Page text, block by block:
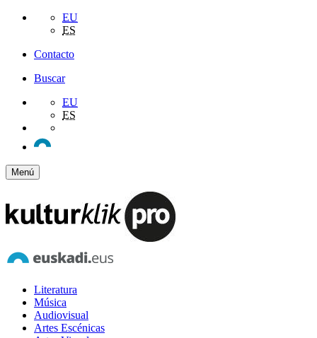
EU
ES
Contacto
Buscar
EU
ES
Menú
Literatura
Música
Audiovisual
Artes Escénicas